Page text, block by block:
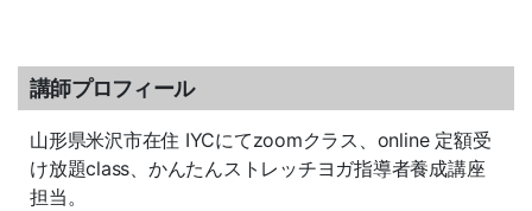
講師プロフィール
山形県米沢市在住 IYCにてzoomクラス、online 定額受
け放題class、かんたんストレッチヨガ指導者養成講座
担当。